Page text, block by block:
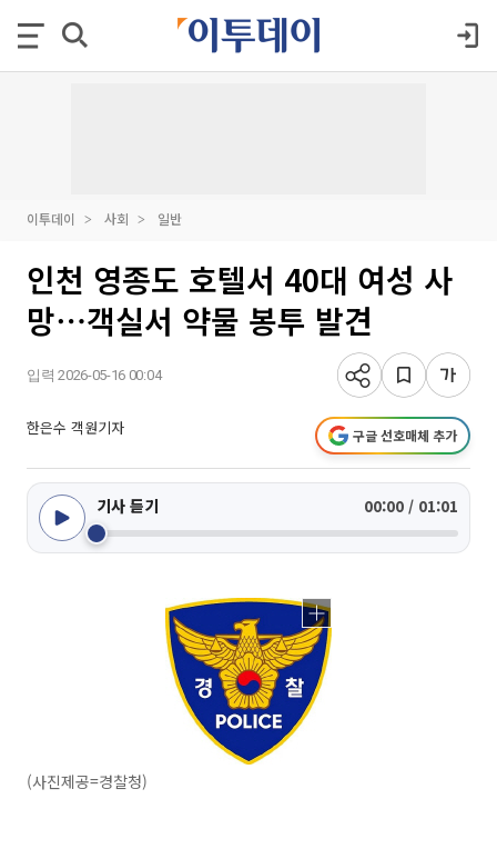
이투데이 사회 일반
인천 영종도 호텔서 40대 여성 사
망⋯객실서 약물 봉투 발견
입력 2026-05-16 00:04
한은수 객원기자 구글 선호매체 추가
기사 듣기 00:00 / 01:01
(사진제공=경찰청)